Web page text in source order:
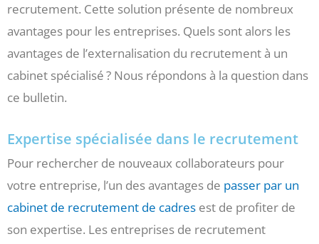
recrutement. Cette solution présente de nombreux
avantages pour les entreprises. Quels sont alors les
avantages de l’externalisation du recrutement à un
cabinet spécialisé ? Nous répondons à la question dans
ce bulletin.
Expertise spécialisée dans le recrutement
Pour rechercher de nouveaux collaborateurs pour
votre entreprise, l’un des avantages de passer par un
cabinet de recrutement de cadres est de profiter de
son expertise. Les entreprises de recrutement